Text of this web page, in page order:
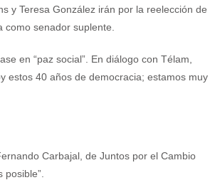
y Teresa González irán por la reelección de
senador suplente.
en “paz social”. En diálogo con Télam,
estos 40 años de democracia; estamos muy
Carbajal, de Juntos por el Cambio